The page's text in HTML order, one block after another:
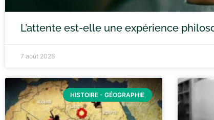
L’attente est-elle une expérience
7 août 2026
HISTOIRE - GÉOGRAPHIE